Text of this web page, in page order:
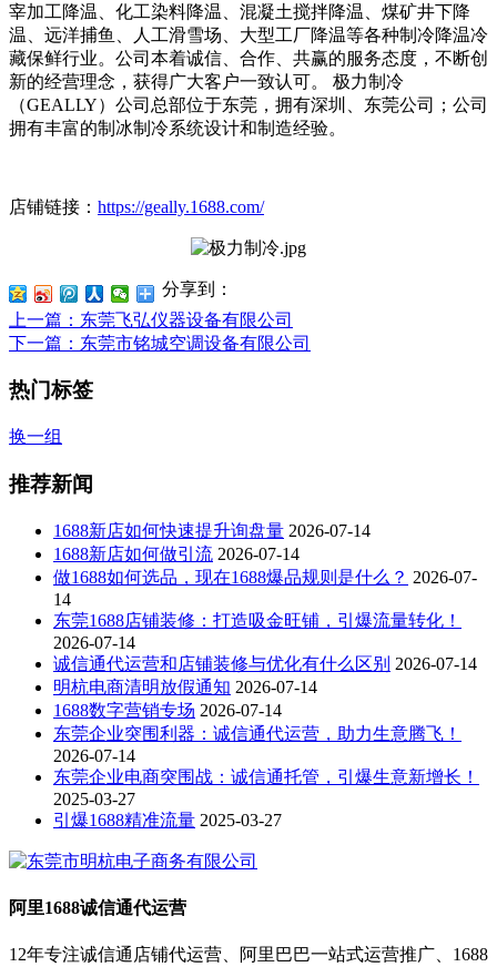
宰加工降温、化工染料降温、混凝土搅拌降温、煤矿井下降
温、远洋捕鱼、人工滑雪场、大型工厂降温等各种制冷降温冷
藏保鲜行业。公司本着诚信、合作、共赢的服务态度，不断创
新的经营理念，获得广大客户一致认可。 极力制冷
（GEALLY）公司总部位于东莞，拥有深圳、东莞公司；公司
拥有丰富的制冰制冷系统设计和制造经验。
店铺链接： https://geally.1688.com/
分享到：
上一篇 ：东莞飞弘仪器设备有限公司
下一篇 ：东莞市铭城空调设备有限公司
热门标签
换一组
推荐新闻
1688新店如何快速提升询盘量 2026-07-14
1688新店如何做引流 2026-07-14
做1688如何选品，现在1688爆品规则是什么？ 2026-07-
14
东莞1688店铺装修：打造吸金旺铺，引爆流量转化！
2026-07-14
诚信通代运营和店铺装修与优化有什么区别 2026-07-14
明杭电商清明放假通知 2026-07-14
1688数字营销专场 2026-07-14
东莞企业突围利器：诚信通代运营，助力生意腾飞！
2026-07-14
东莞企业电商突围战：诚信通托管，引爆生意新增长！
2025-03-27
引爆1688精准流量 2025-03-27
阿里1688诚信通代运营
12年专注诚信通店铺代运营、阿里巴巴一站式运营推广、1688